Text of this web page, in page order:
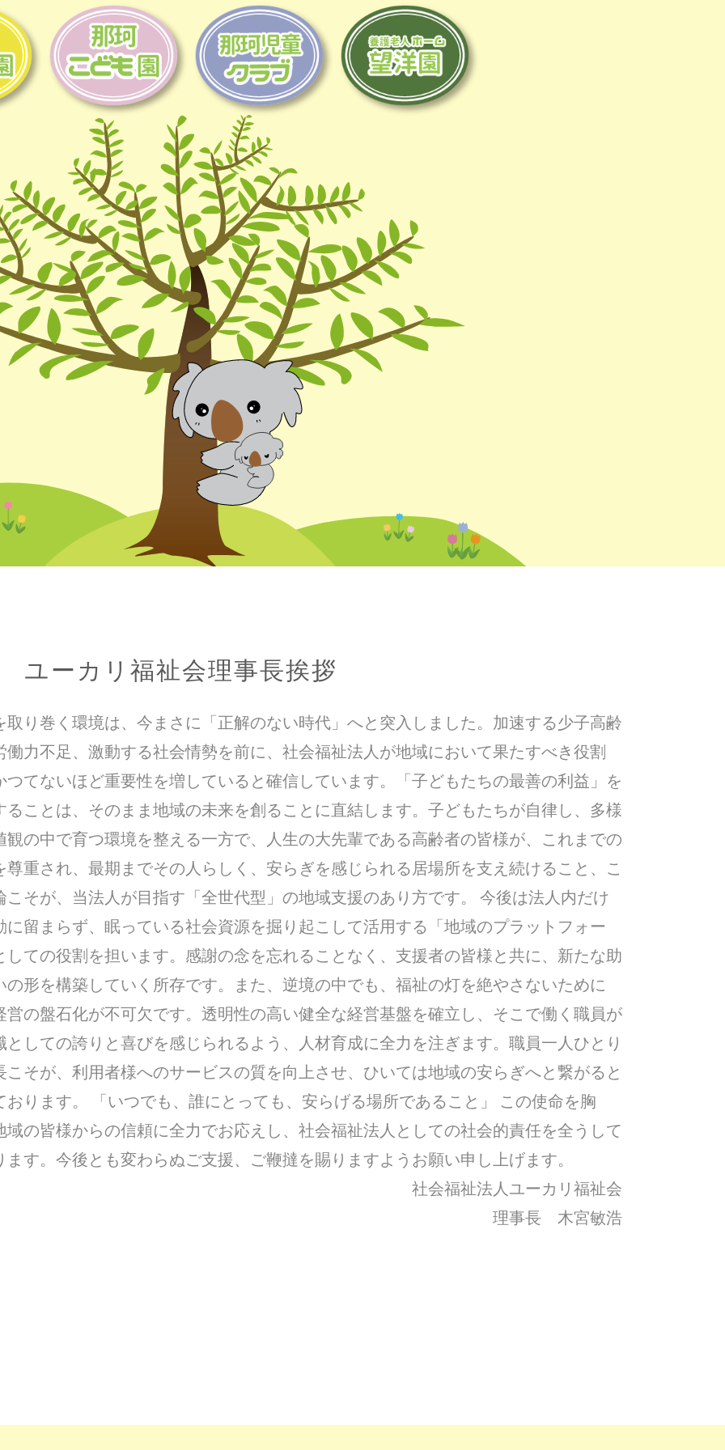
ユーカリ福祉会理事長挨拶
取り巻く環境は、今まさに「正解のない時代」へと突入しました。加速する少子高齢
働力不足、激動する社会情勢を前に、社会福祉法人が地域において果たすべき役割
つてないほど重要性を増していると確信しています。「子どもたちの最善の利益」を
ることは、そのまま地域の未来を創ることに直結します。子どもたちが自律し、多様
観の中で育つ環境を整える一方で、人生の大先輩である高齢者の皆様が、これまでの
尊重され、最期までその人らしく、安らぎを感じられる居場所を支え続けること、こ
こそが、当法人が目指す「全世代型」の地域支援のあり方です。 今後は法人内だけ
に留まらず、眠っている社会資源を掘り起こして活用する「地域のプラットフォー
しての役割を担います。感謝の念を忘れることなく、支援者の皆様と共に、新たな助
の形を構築していく所存です。また、逆境の中でも、福祉の灯を絶やさないために
営の盤石化が不可欠です。透明性の高い健全な経営基盤を確立し、そこで働く職員が
としての誇りと喜びを感じられるよう、人材育成に全力を注ぎます。職員一人ひとり
こそが、利用者様へのサービスの質を向上させ、ひいては地域の安らぎへと繋がると
おります。 「いつでも、誰にとっても、安らげる場所であること」 この使命を胸
域の皆様からの信頼に全力でお応えし、社会福祉法人としての社会的責任を全うして
ます。今後とも変わらぬご支援、ご鞭撻を賜りますようお願い申し上げます。
社会福祉法人ユーカリ福祉会
理事長 木宮敏浩